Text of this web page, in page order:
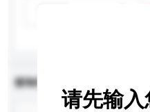
查询内容
请先输